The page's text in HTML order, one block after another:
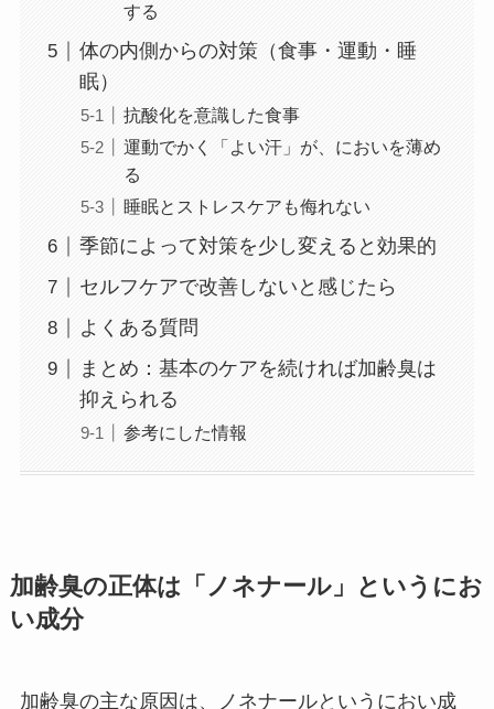
する
体の内側からの対策（食事・運動・睡
眠）
抗酸化を意識した食事
運動でかく「よい汗」が、においを薄め
る
睡眠とストレスケアも侮れない
季節によって対策を少し変えると効果的
セルフケアで改善しないと感じたら
よくある質問
まとめ：基本のケアを続ければ加齢臭は
抑えられる
参考にした情報
加齢臭の正体は「ノネナール」というにお
い成分
加齢臭の主な原因は、ノネナールというにおい成